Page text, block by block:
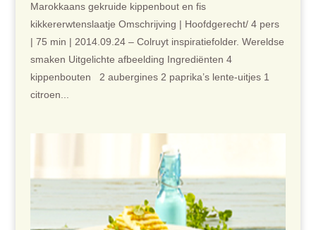
Marokkaans gekruide kippenbout en fis
kikkererwtenslaatje Omschrijving | Hoofdgerecht/ 4 pers
| 75 min | 2014.09.24 – Colruyt inspiratiefolder. Wereldse
smaken Uitgelichte afbeelding Ingrediënten 4
kippenbouten 2 aubergines 2 paprika’s lente-uitjes 1
citroen...